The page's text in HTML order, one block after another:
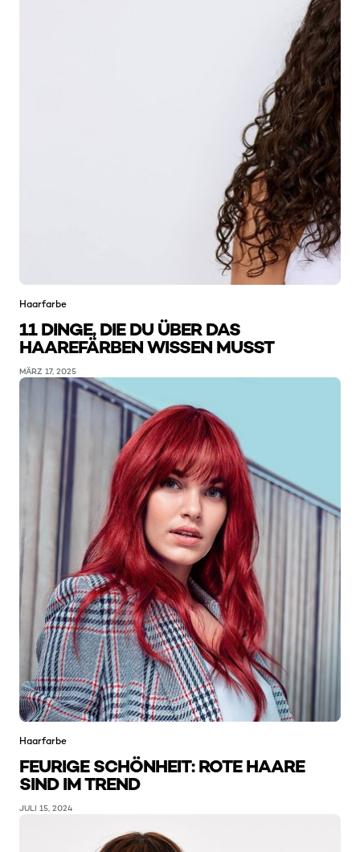
Haarfarbe
11 DINGE, DIE DU ÜBER DAS
HAAREFÄRBEN WISSEN MUSST
MÄRZ 17, 2025
Haarfarbe
FEURIGE SCHÖNHEIT: ROTE HAARE
SIND IM TREND
JULI 15, 2024